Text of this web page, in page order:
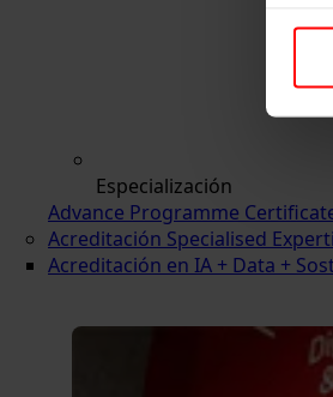
Especialización
Advance Programme
Acreditación Specialised
Acreditación en IA + Data +